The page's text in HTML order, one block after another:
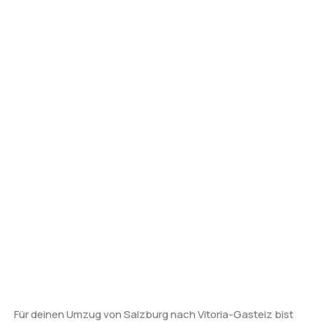
Für deinen Umzug von Salzburg nach Vitoria-Gasteiz bist